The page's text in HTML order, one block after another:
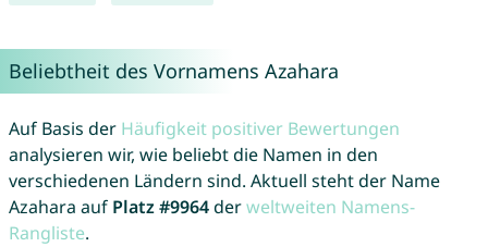
Beliebtheit des Vornamens Azahara
Auf Basis der Häufigkeit positiver Bewertungen
analysieren wir, wie beliebt die Namen in den
verschiedenen Ländern sind. Aktuell steht der Name
Azahara auf Platz #9964derweltweiten Namens-
Rangliste.